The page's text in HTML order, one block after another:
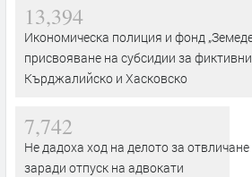
13,394
Икономическа полиция и фонд
присвояване на субсидии за
Кърджалийско и Хасковско
7,742
Не дадоха ход на делото за
заради отпуск на адвокати